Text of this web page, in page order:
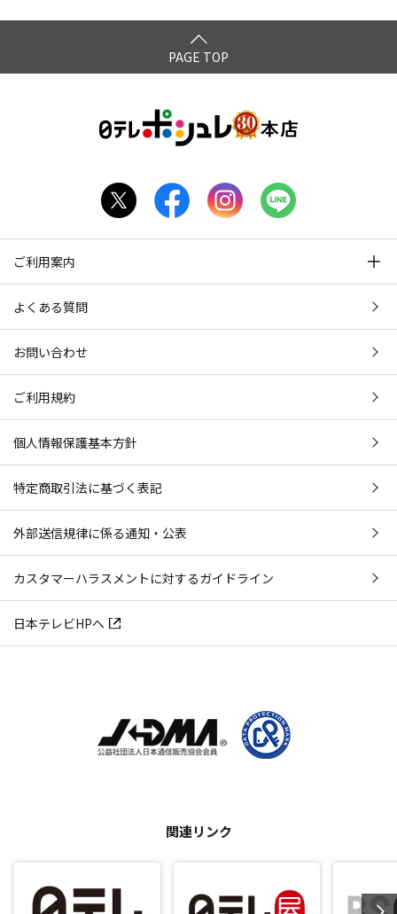
PAGE TOP
ご利用案内
よくある質問
お問い合わせ
ご利用規約
個人情報保護基本方針
特定商取引法に基づく表記
外部送信規律に係る通知・公表
カスタマーハラスメントに対するガイドライン
日本テレビHPへ
関連リンク